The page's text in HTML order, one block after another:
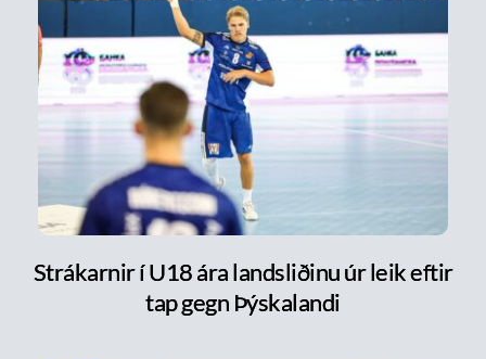
Strákarnir í U18 ára landsliðinu úr leik eftir
tap gegn Þýskalandi